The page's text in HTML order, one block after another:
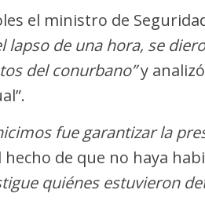
el ministro de
lapso de una hora, se
del conurbano”y
fue garantizar la
de que no haya
quiénes estuvieron